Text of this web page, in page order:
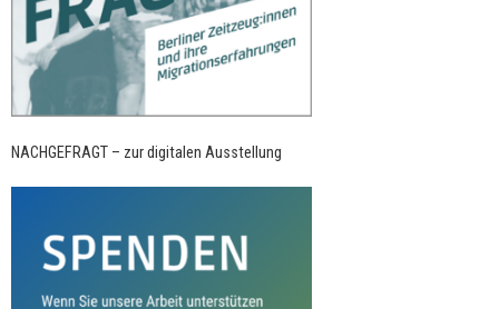
NACHGEFRAGT – zur digitalen Ausstellung